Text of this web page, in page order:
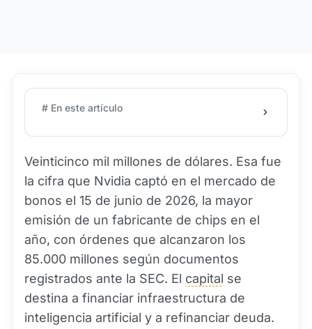
# En este artículo
Veinticinco mil millones de dólares. Esa fue
la cifra que Nvidia captó en el mercado de
bonos el 15 de junio de 2026, la mayor
emisión de un fabricante de chips en el
año, con órdenes que alcanzaron los
85.000 millones según documentos
registrados ante la SEC. El capital se
destina a financiar infraestructura de
inteligencia artificial y a refinanciar deuda.